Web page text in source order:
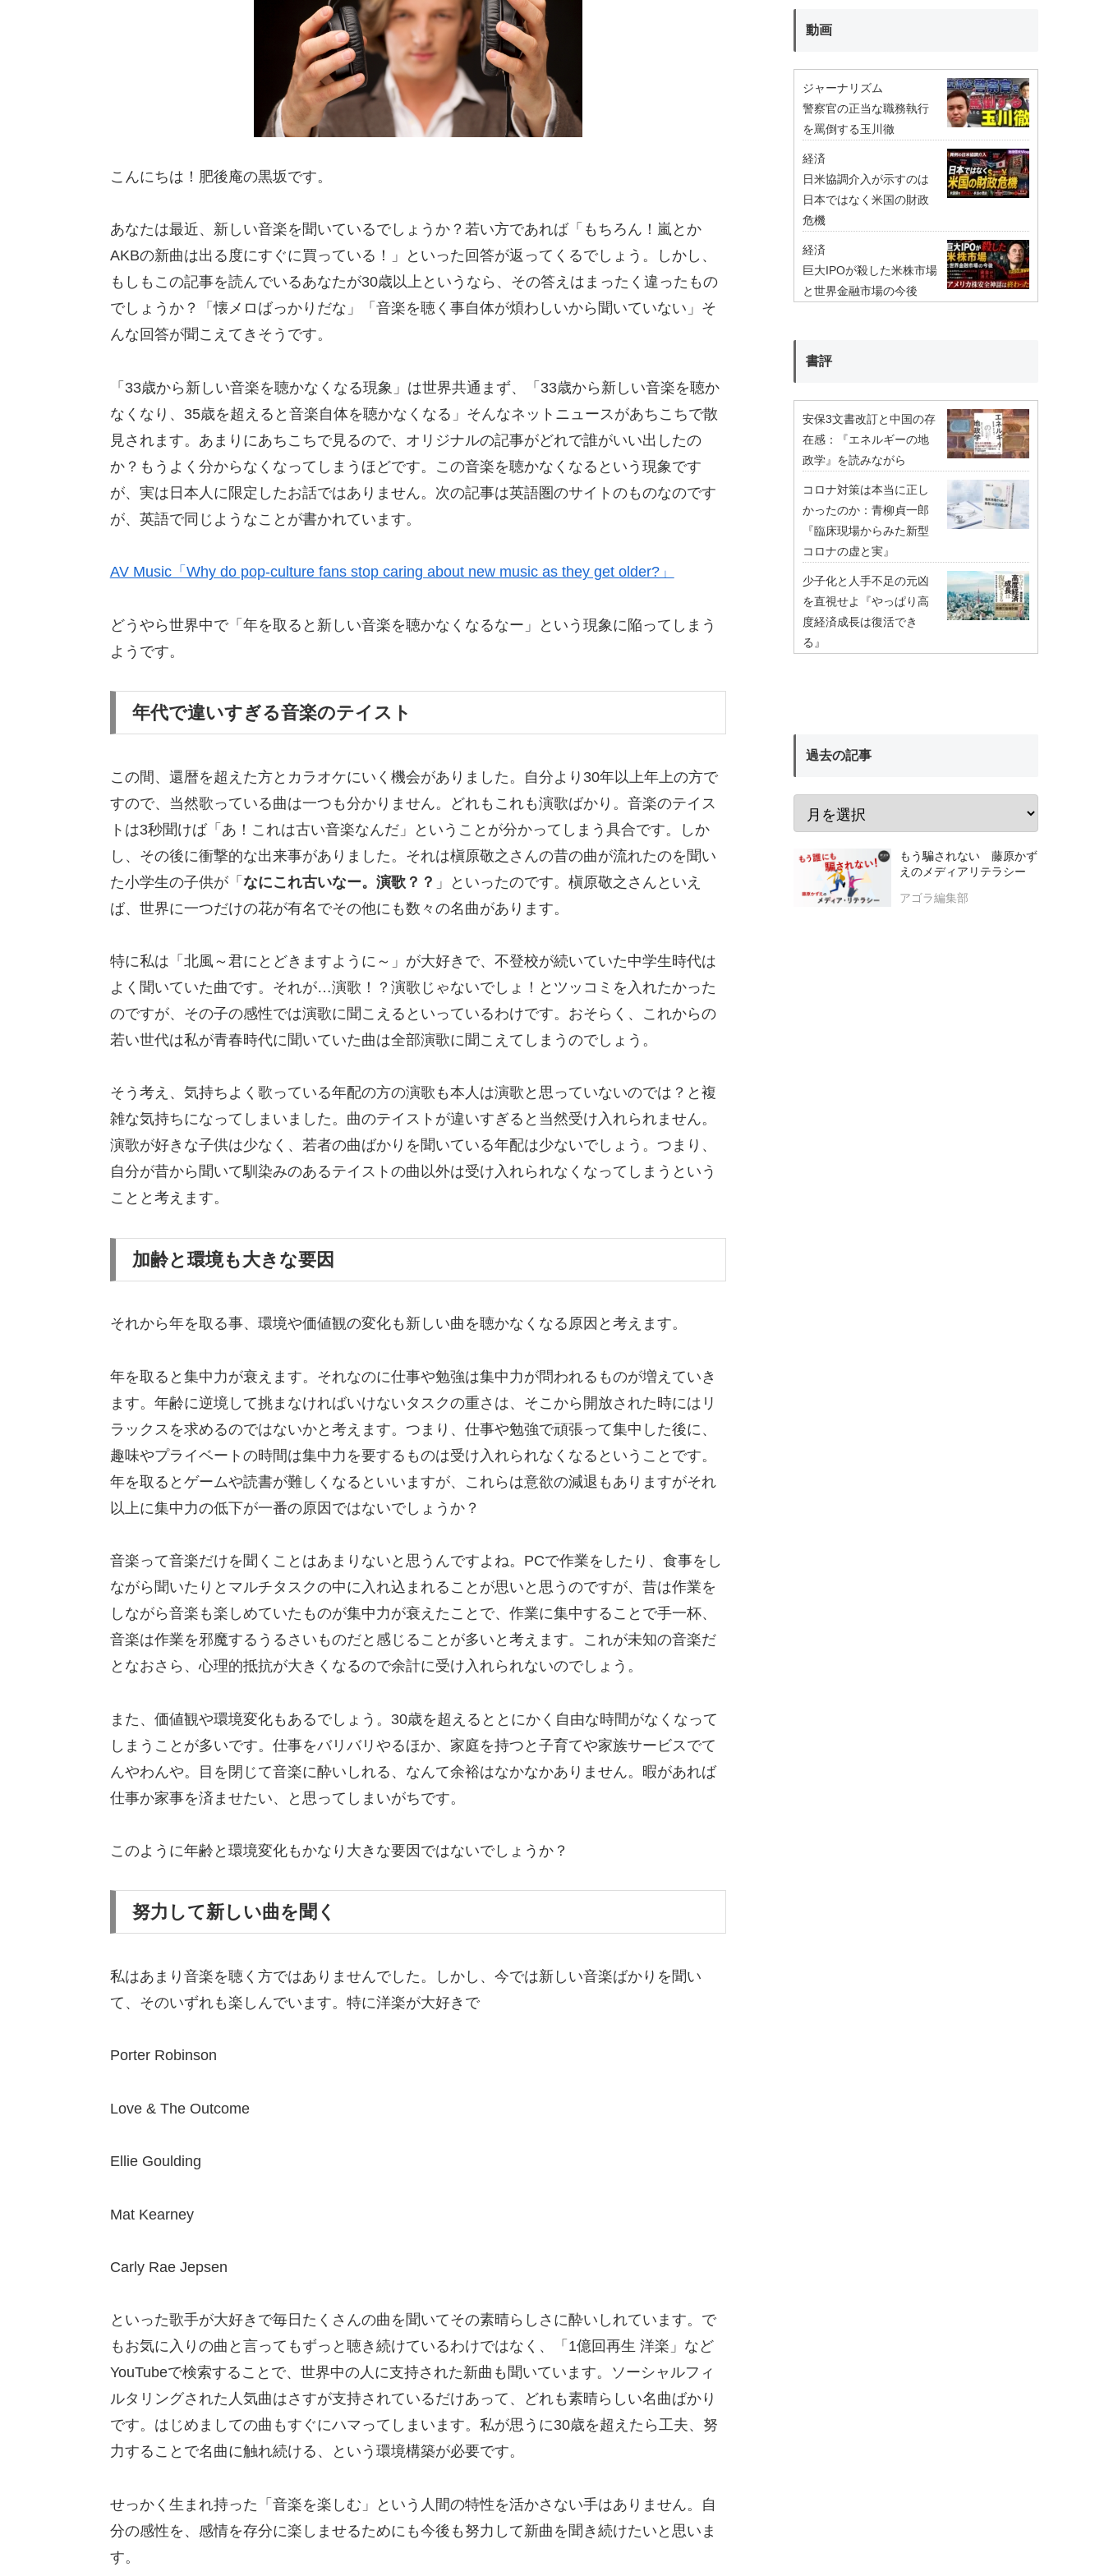
こんにちは！肥後庵の黒坂です。
あなたは最近、新しい音楽を聞いているでしょうか？若い方であれば「もちろん！嵐とか
AKBの新曲は出る度にすぐに買っている！」といった回答が返ってくるでしょう。しかし、
もしもこの記事を読んでいるあなたが30歳以上というなら、その答えはまったく違ったもの
でしょうか？「懐メロばっかりだな」「音楽を聴く事自体が煩わしいから聞いていない」そ
んな回答が聞こえてきそうです。
「33歳から新しい音楽を聴かなくなる現象」は世界共通まず、「33歳から新しい音楽を聴か
なくなり、35歳を超えると音楽自体を聴かなくなる」そんなネットニュースがあちこちで散
見されます。あまりにあちこちで見るので、オリジナルの記事がどれで誰がいい出したの
か？もうよく分からなくなってしまうほどです。この音楽を聴かなくなるという現象です
が、実は日本人に限定したお話ではありません。次の記事は英語圏のサイトのものなのです
が、英語で同じようなことが書かれています。
AV Music「Why do pop-culture fans stop caring about new music as they get older?」
どうやら世界中で「年を取ると新しい音楽を聴かなくなるなー」という現象に陥ってしまう
ようです。
年代で違いすぎる音楽のテイスト
この間、還暦を超えた方とカラオケにいく機会がありました。自分より30年以上年上の方で
すので、当然歌っている曲は一つも分かりません。どれもこれも演歌ばかり。音楽のテイス
トは3秒聞けば「あ！これは古い音楽なんだ」ということが分かってしまう具合です。しか
し、その後に衝撃的な出来事がありました。それは槇原敬之さんの昔の曲が流れたのを聞い
た小学生の子供が「 なにこれ古いなー。演歌？？ 」といったのです。槇原敬之さんといえ
ば、世界に一つだけの花が有名でその他にも数々の名曲があります。
特に私は「北風～君にとどきますように～」が大好きで、不登校が続いていた中学生時代は
よく聞いていた曲です。それが…演歌！？演歌じゃないでしょ！とツッコミを入れたかった
のですが、その子の感性では演歌に聞こえるといっているわけです。おそらく、これからの
若い世代は私が青春時代に聞いていた曲は全部演歌に聞こえてしまうのでしょう。
そう考え、気持ちよく歌っている年配の方の演歌も本人は演歌と思っていないのでは？と複
雑な気持ちになってしまいました。曲のテイストが違いすぎると当然受け入れられません。
演歌が好きな子供は少なく、若者の曲ばかりを聞いている年配は少ないでしょう。つまり、
自分が昔から聞いて馴染みのあるテイストの曲以外は受け入れられなくなってしまうという
ことと考えます。
加齢と環境も大きな要因
それから年を取る事、環境や価値観の変化も新しい曲を聴かなくなる原因と考えます。
年を取ると集中力が衰えます。それなのに仕事や勉強は集中力が問われるものが増えていき
ます。年齢に逆境して挑まなければいけないタスクの重さは、そこから開放された時にはリ
ラックスを求めるのではないかと考えます。つまり、仕事や勉強で頑張って集中した後に、
趣味やプライベートの時間は集中力を要するものは受け入れられなくなるということです。
年を取るとゲームや読書が難しくなるといいますが、これらは意欲の減退もありますがそれ
以上に集中力の低下が一番の原因ではないでしょうか？
音楽って音楽だけを聞くことはあまりないと思うんですよね。PCで作業をしたり、食事をし
ながら聞いたりとマルチタスクの中に入れ込まれることが思いと思うのですが、昔は作業を
しながら音楽も楽しめていたものが集中力が衰えたことで、作業に集中することで手一杯、
音楽は作業を邪魔するうるさいものだと感じることが多いと考えます。これが未知の音楽だ
となおさら、心理的抵抗が大きくなるので余計に受け入れられないのでしょう。
また、価値観や環境変化もあるでしょう。30歳を超えるととにかく自由な時間がなくなって
しまうことが多いです。仕事をバリバリやるほか、家庭を持つと子育てや家族サービスでて
んやわんや。目を閉じて音楽に酔いしれる、なんて余裕はなかなかありません。暇があれば
仕事か家事を済ませたい、と思ってしまいがちです。
このように年齢と環境変化もかなり大きな要因ではないでしょうか？
努力して新しい曲を聞く
私はあまり音楽を聴く方ではありませんでした。しかし、今では新しい音楽ばかりを聞い
て、そのいずれも楽しんでいます。特に洋楽が大好きで
Porter Robinson
Love & The Outcome
Ellie Goulding
Mat Kearney
Carly Rae Jepsen
といった歌手が大好きで毎日たくさんの曲を聞いてその素晴らしさに酔いしれています。で
もお気に入りの曲と言ってもずっと聴き続けているわけではなく、「1億回再生 洋楽」など
YouTubeで検索することで、世界中の人に支持された新曲も聞いています。ソーシャルフィ
ルタリングされた人気曲はさすが支持されているだけあって、どれも素晴らしい名曲ばかり
です。はじめましての曲もすぐにハマってしまいます。私が思うに30歳を超えたら工夫、努
力することで名曲に触れ続ける、という環境構築が必要です。
せっかく生まれ持った「音楽を楽しむ」という人間の特性を活かさない手はありません。自
分の感性を、感情を存分に楽しませるためにも今後も努力して新曲を聞き続けたいと思いま
す。
動画
ジャーナリズム
警察官の正当な職務執行
を罵倒する玉川徹
経済
日米協調介入が示すのは
日本ではなく米国の財政
危機
経済
巨大IPOが殺した米株市場
と世界金融市場の今後
書評
安保3文書改訂と中国の存
在感：『エネルギーの地
政学』を読みながら
コロナ対策は本当に正し
かったのか：青柳貞一郎
『臨床現場からみた新型
コロナの虚と実』
少子化と人手不足の元凶
を直視せよ『やっぱり高
度経済成長は復活でき
る』
過去の記事
もう騙されない 藤原かず
えのメディアリテラシー
アゴラ編集部